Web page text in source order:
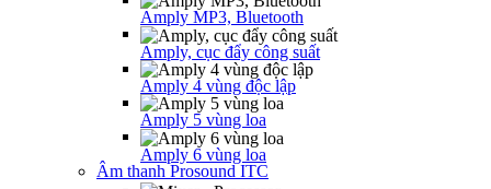
Amply MP3, Bluetooth
Amply, cục đẩy công suất
Amply 4 vùng độc lập
Amply 5 vùng loa
Amply 6 vùng loa
Âm thanh Prosound ITC